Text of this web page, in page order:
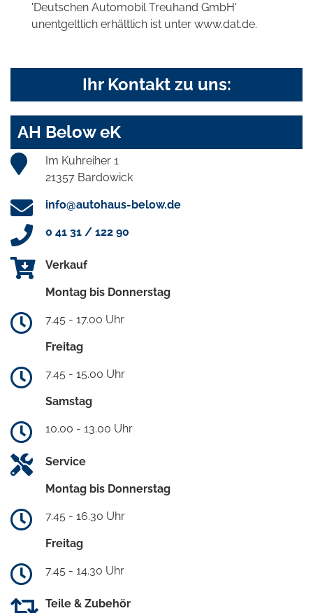
'Deutschen Automobil Treuhand GmbH'
unentgeltlich erhältlich ist unter www.dat.de.
Ihr Kontakt zu uns:
AH Below eK
Im Kuhreiher 1
21357 Bardowick
info@autohaus-below.de
0 41 31 / 122 90
Verkauf
Montag bis Donnerstag
7.45 - 17.00 Uhr
Freitag
7.45 - 15.00 Uhr
Samstag
10.00 - 13.00 Uhr
Service
Montag bis Donnerstag
7.45 - 16.30 Uhr
Freitag
7.45 - 14.30 Uhr
Teile & Zubehör